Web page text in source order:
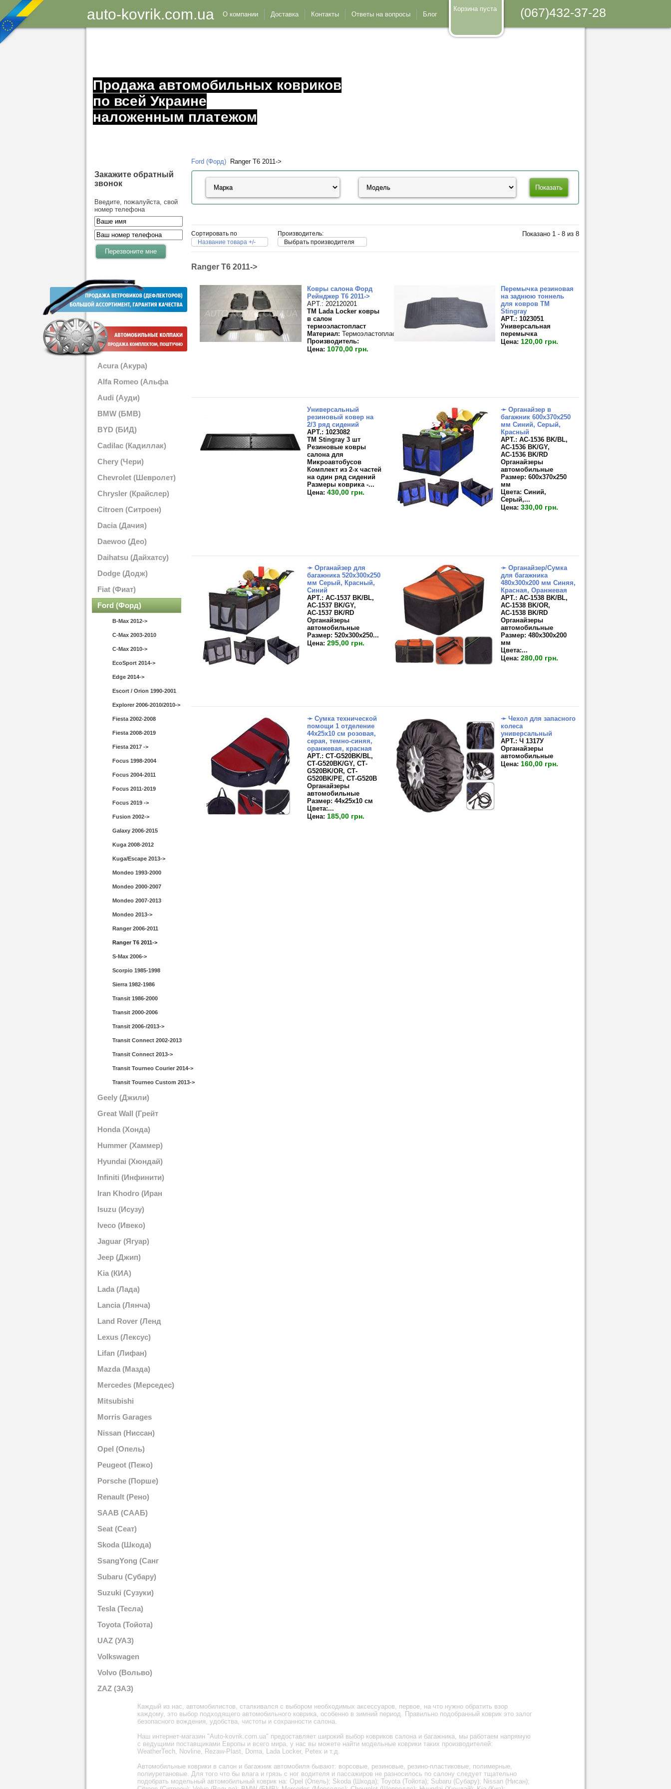
auto-kovrik.com.ua (067)432-37-28
Корзина пуста
О компании Доставка Контакты Ответы на вопросы Блог
Продажа автомобильных ковриков
по всей Украине
наложенным платежом
Закажите обратный
звонок
Введите, пожалуйста, свой
номер телефона
Acura (Акура)
Alfa Romeo (Альфа
Ромео)
Audi (Ауди)
BMW (БМВ)
BYD (БИД)
Cadilac (Кадиллак)
Chery (Чери)
Chevrolet (Шевролет)
Chrysler (Крайслер)
Citroen (Ситроен)
Dacia (Дачия)
Daewoo (Део)
Daihatsu (Дайхатсу)
Dodge (Додж)
Fiat (Фиат)
Ford (Форд)
B-Max 2012->
C-Max 2003-2010
C-Max 2010->
EcoSport 2014->
Edge 2014->
Escort / Orion 1990-2001
Explorer 2006-2010/2010->
Fiesta 2002-2008
Fiesta 2008-2019
Fiesta 2017 ->
Focus 1998-2004
Focus 2004-2011
Focus 2011-2019
Focus 2019 ->
Fusion 2002->
Galaxy 2006-2015
Kuga 2008-2012
Kuga/Escape 2013->
Mondeo 1993-2000
Mondeo 2000-2007
Mondeo 2007-2013
Mondeo 2013->
Ranger 2006-2011
Ranger T6 2011->
S-Max 2006->
Scorpio 1985-1998
Sierra 1982-1986
Transit 1986-2000
Transit 2000-2006
Transit 2006-/2013->
Transit Connect 2002-2013
Transit Connect 2013->
Transit Tourneo Courier 2014->
Transit Tourneo Custom 2013->
Geely (Джили)
Great Wall (Грейт
Вол)
Honda (Хонда)
Hummer (Хаммер)
Hyundai (Хюндай)
Infiniti (Инфинити)
Iran Khodro (Иран
Кодро)
Isuzu (Исузу)
Iveco (Ивеко)
Jaguar (Ягуар)
Jeep (Джип)
Kia (КИА)
Lada (Лада)
Lancia (Лянча)
Land Rover (Ленд
Ровер)
Lexus (Лексус)
Lifan (Лифан)
Mazda (Мазда)
Mercedes (Мерседес)
Mitsubishi
(Митсубиши)
Morris Garages
(Моррис Гараж)
Nissan (Ниссан)
Opel (Опель)
Peugeot (Пежо)
Porsche (Порше)
Renault (Рено)
SAAB (СААБ)
Seat (Сеат)
Skoda (Шкода)
SsangYong (Санг
Йонг)
Subaru (Субару)
Suzuki (Сузуки)
Tesla (Тесла)
Toyota (Тойота)
UAZ (УАЗ)
Volkswagen
(Фольксваген)
Volvo (Вольво)
ZAZ (ЗАЗ)
Ford (Форд) Ranger T6 2011->
Сортировать по
Название товара +/-
Производитель:
Выбрать производителя
Показано 1 - 8 из 8
Ranger T6 2011->
Ковры салона Форд
Рейнджер T6 2011->
APT.: 202120201
TM Lada Locker ковры
в салон
термоэластопласт
Материал: Термоэластопласт
Производитель:
Цена: 1070,00 грн.
Перемычка резиновая
на заднюю тоннель
для ковров TM
Stingray
APT.: 1023051
Универсальная
перемычка
Цена:120,00 грн.
Универсальный
резиновый ковер на
2/3 ряд сидений
APT.: 1023082
TM Stingray 3 шт
Резиновые ковры
салона для
Микроавтобусов
Комплект из 2-х частей
на один ряд сидений
Размеры коврика -...
Цена: 430,00 грн.
➛ Органайзер в
багажник 600х370х250
мм Синий, Серый,
Красный
APT.: АС-1536 BK/BL,
АС-1536 BK/GY,
АС-1536 BK/RD
Органайзеры
автомобильные
Размер: 600х370х250
мм
Цвета: Синий,
Серый,...
Цена:330,00 грн.
➛ Органайзер для
багажника 520х300х250
мм Серый, Красный,
Синий
APT.: АС-1537 BK/BL,
АС-1537 BK/GY,
АС-1537 BK/RD
Органайзеры
автомобильные
Размер: 520х300х250...
Цена: 295,00 грн.
➛ Органайзер/Сумка
для багажника
480х300х200 мм Синяя,
Красная, Оранжевая
APT.: АС-1538 BK/BL,
АС-1538 BK/OR,
АС-1538 BK/RD
Органайзеры
автомобильные
Размер: 480х300х200
мм
Цвета:...
Цена:280,00 грн.
➛ Сумка технической
помощи 1 отделение
44х25х10 см розовая,
серая, темно-синяя,
оранжевая, красная
APT.: СТ-G520BK/BL,
СТ-G520BK/GY, СТ-
G520BK/OR, СТ-
G520BK/PE, СТ-G520B
Органайзеры
автомобильные
Размер: 44х25х10 см
Цвета:...
Цена: 185,00 грн.
➛ Чехол для запасного
колеса
универсальный
APT.: Ч 1317У
Органайзеры
автомобильные
Цена:160,00 грн.
Каждый из нас, автомобилистов, сталкивался с выбором необходимых аксессуаров, первое, на что нужно обратить взор
каждому, это выбор подходящего автомобильного коврика, особенно в зимний период. Правильно подобранный коврик это залог
безопасного вождения, удобства, чистоты и сохранности салона.
Наш интернет-магазин "Auto-kovrik.com.ua" предоставляет широкий выбор ковриков салона и багажника, мы работаем напрямую
с ведущими поставщиками Европы и всего мира, у нас вы можете найти модельные коврики таких производителей:
WeatherTech, Novline, Rezaw-Plast, Doma, Lada Locker, Petex и т.д.
Автомобильные коврики в салон и багажник автомобиля бывают: ворсовые, резиновые, резино-пластиковые, полимерные,
полиуретановые. Для того что бы влага и грязь с ног водителя и пассажиров не разносилось по салону следует тщательно
подобрать модельный автомобильный коврик на: Opel (Опель); Skoda (Шкода); Toyota (Тойота); Subaru (Субару); Nissan (Нисан);